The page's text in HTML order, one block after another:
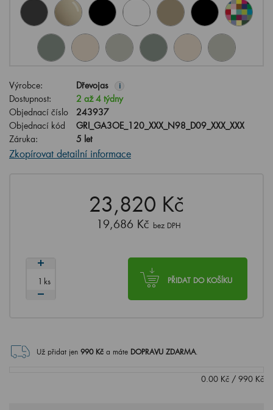
Výrobce: Dřevojas i
Dostupnost:
2 až 4 týdny
Objednací číslo
243937
Objednací kód
GRI_GA3OE_120_XXX_N98_D09_XXX_XXX
Záruka:
5 let
Zkopírovat detailní informace
23,820 Kč
19,686 Kč bez DPH
PŘIDAT DO KOŠÍKU
ks
Už přidat jen 990Kč a máte DOPRAVU ZDARMA.
0.00 Kč / 990 Kč